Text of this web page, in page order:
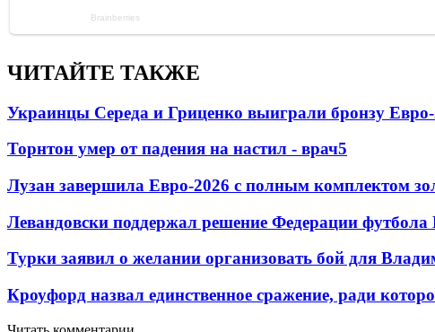
ЧИТАЙТЕ ТАКЖЕ
Украинцы Середа и Гриценко выиграли бронзу Евро-
Торнтон умер от падения на настил - врач5
Лузан завершила Евро-2026 с полным комплектом
Левандовски поддержал решение Федерации
Турки заявил о желании организовать бой для
Кроуфорд назвал единственное сражение, ради